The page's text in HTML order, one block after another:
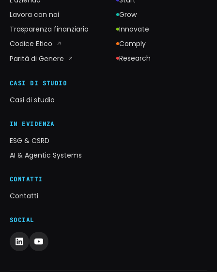
Lavora con noi
Trasparenza finanziaria
Codice Etico
↗
Parità di Genere ↗
Grow
Innovate
Comply
Research
CASI DI STUDIO
Casi di studio
IN EVIDENZA
ESG & CSRD
AI & Agentic Systems
CONTATTI
Contatti
SOCIAL